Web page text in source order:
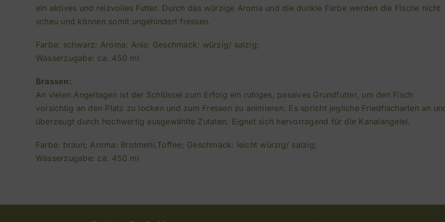
ein aktives und reizvolles Futter. Durch das würzige Aroma und die dunkle Farbe werden die Fische nicht
scheu und können somit ungehindert fressen.
Farbe: schwarz; Aroma: Anis; Geschmack: würzig/ salzig;
Wasserzugabe: ca. 450 ml
Brassen:
An vielen Angeltagen ist der Schlüssel zum Erfolg ein ruhiges, passives Grundfutter, um den Fisch
vorsichtig an den Platz zu locken und zum Fressen zu animieren. Es spricht jegliche Friedfischarten an
überzeugt durch hochwertig ausgewählte Zutaten. Eignet sich hervorragend für die Kanalangelei.
Farbe: braun; Aroma: Brotmehl,Toffee; Geschmack: leicht würzig/ salzig;
Wasserzugabe: ca. 450 ml